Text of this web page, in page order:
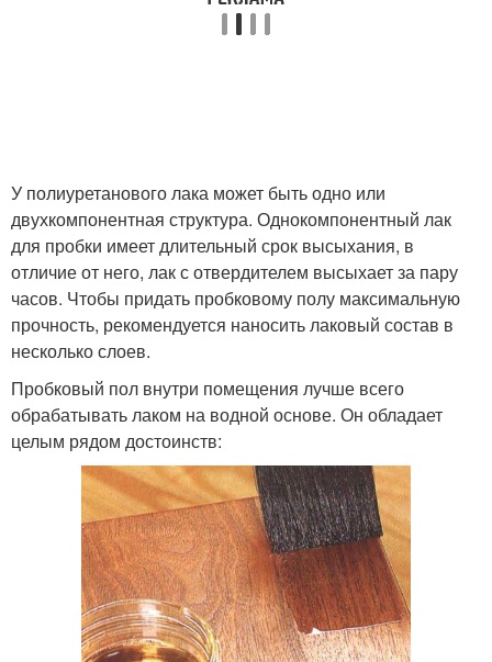
У полиуретанового лака может быть одно или
двухкомпонентная структура. Однокомпонентный лак
для пробки имеет длительный срок высыхания, в
отличие от него, лак с отвердителем высыхает за пару
часов. Чтобы придать пробковому полу максимальную
прочность, рекомендуется наносить лаковый состав в
несколько слоев.
Пробковый пол внутри помещения лучше всего
обрабатывать лаком на водной основе. Он обладает
целым рядом достоинств: